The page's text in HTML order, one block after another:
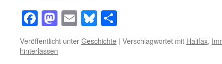
Facebook
Mastodon
EmailBluesky
Veröffentlicht unterGeschichte | Verschlagwortet mit Halifax,
hinterlassen